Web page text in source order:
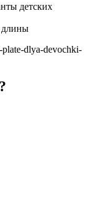
детских
длины
dlya-devochki-